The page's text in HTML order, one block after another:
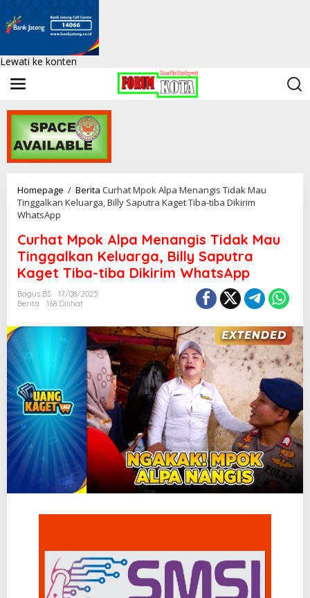
Lewati ke konten
Homepage / Berita Curhat Mpok Alpa Menangis Tidak Mau
Tinggalkan Keluarga, Billy Saputra Kaget Tiba-tiba Dikirim
WhatsApp
Curhat Mpok Alpa Menangis Tidak Mau
Tinggalkan Keluarga, Billy Saputra
Kaget Tiba-tiba Dikirim WhatsApp
Bagus BS
17/08/2025
Berita
168 Dilihat